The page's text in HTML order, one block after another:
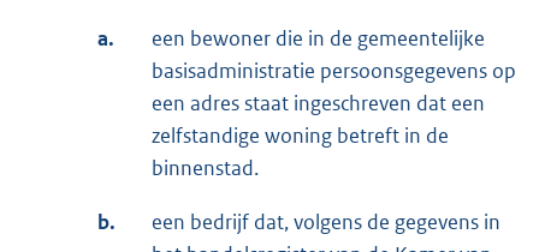
a.
een bewoner die in de gemeentelijke
basisadministratie persoonsgegevens op
een adres staat ingeschreven dat een
zelfstandige woning betreft in de
binnenstad.
b.
een bedrijf dat, volgens de gegevens in